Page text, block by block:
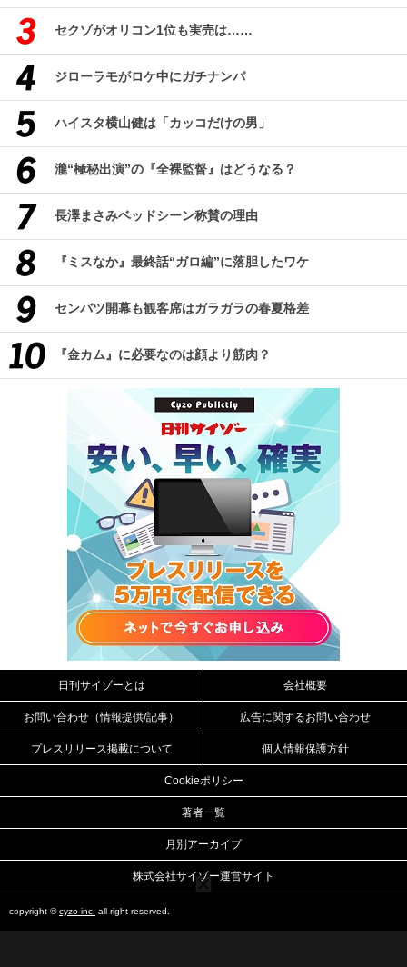
セクゾがオリコン1位も実売は……
ジローラモがロケ中にガチナンパ
ハイスタ横山健は「カッコだけの男」
瀧“極秘出演”の『全裸監督』はどうなる？
長澤まさみベッドシーン称賛の理由
『ミスなか』最終話“ガロ編”に落胆したワケ
センバツ開幕も観客席はガラガラの春夏格差
『金カム』に必要なのは顔より筋肉？
日刊サイゾーとは 会社概要
お問い合わせ（情報提供/記事） 広告に関するお問い合わせ
プレスリリース掲載について 個人情報保護方針
Cookieポリシー
著者一覧
月別アーカイブ
株式会社サイゾー運営サイト
copyright ©cyzo inc. all right reserved.